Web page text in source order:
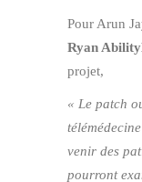
Pour Arun
Ryan
projet,
« Le patch
venir des
pourront